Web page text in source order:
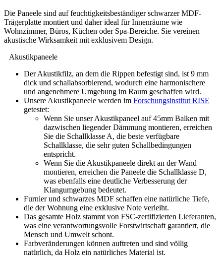
Die Paneele sind auf feuchtigkeitsbeständiger schwarzer MDF-
Trägerplatte montiert und daher ideal für Innenräume wie
Wohnzimmer, Büros, Küchen oder Spa-Bereiche. Sie vereinen
akustische Wirksamkeit mit exklusivem Design.
Akustikpaneele
Der Akustikfilz, an dem die Rippen befestigt sind, ist 9 mm
dick und schallabsorbierend, wodurch eine harmonischere
und angenehmere Umgebung im Raum geschaffen wird.
Unsere Akustikpaneele werden im Forschungsinstitut RISE
getestet:
Wenn Sie unser Akustikpaneel auf 45mm Balken mit
dazwischen liegender Dämmung montieren, erreichen
Sie die Schallklasse A, die beste verfügbare
Schallklasse, die sehr guten Schallbedingungen
entspricht.
Wenn Sie die Akustikpaneele direkt an der Wand
montieren, erreichen die Paneele die Schallklasse D,
was ebenfalls eine deutliche Verbesserung der
Klangumgebung bedeutet.
Furnier und schwarzes MDF schaffen eine natürliche Tiefe,
die der Wohnung eine exklusive Note verleiht.
Das gesamte Holz stammt von FSC-zertifizierten Lieferanten,
was eine verantwortungsvolle Forstwirtschaft garantiert, die
Mensch und Umwelt schont.
Farbveränderungen können auftreten und sind völlig
natürlich, da Holz ein natürliches Material ist.